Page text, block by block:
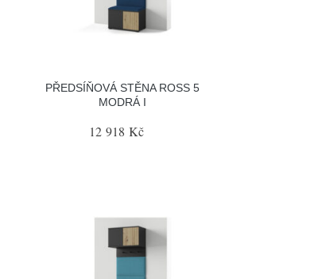
PŘEDSÍŇOVÁ STĚNA ROSS 5
MODRÁ I
12 918 Kč